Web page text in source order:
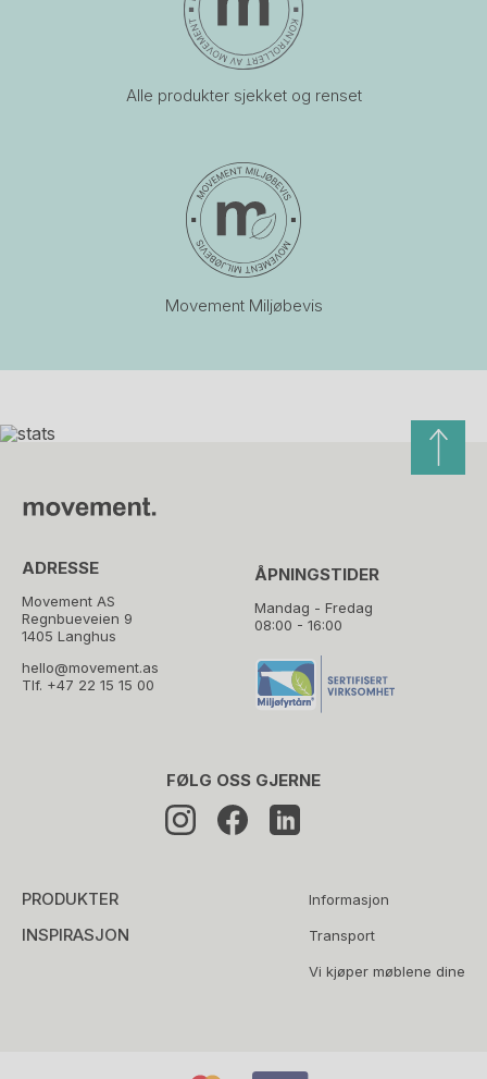
Alle produkter sjekket og renset
Movement Miljøbevis
ADRESSE
Movement AS
Regnbueveien 9
1405 Langhus
hello@movement.as
Tlf. +47 22 15 15 00
ÅPNINGSTIDER
Mandag - Fredag
08:00 - 16:00
PRODUKTER
INSPIRASJON
Informasjon
Transport
Vi kjøper møblene dine
FØLG OSS GJERNE